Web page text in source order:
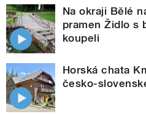
Na okraji Bělé
pramen Židlo s
koupeli
Horská chata
česko-